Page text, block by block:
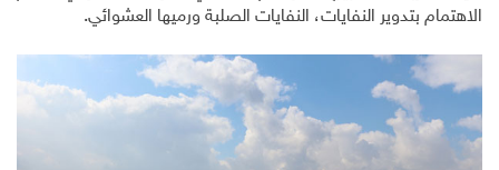
الاهتمام بتدوير النفايات، النفايات الصلبة ورميها العشوائي.